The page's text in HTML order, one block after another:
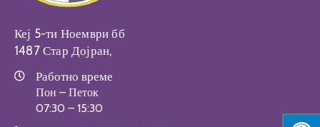
Кеј 5-ти Ноември бб
1487 Стар Дојран,
Работно време
Пон – Петок
07:30 – 15:30